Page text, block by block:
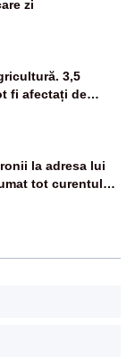
zi
3,5
fi afectați de
la adresa lui
tot curentul